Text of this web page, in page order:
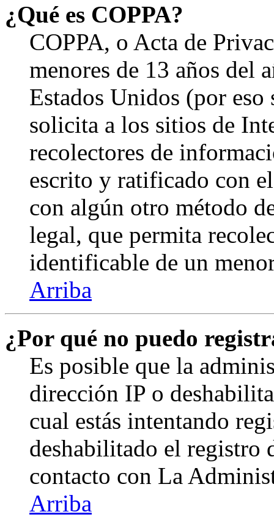
¿Qué es COPPA?
COPPA, o Acta de
menores de 13 años del
Estados Unidos (por eso
solicita a los sitios de
recolectores de
escrito y ratificado con
con algún otro método
legal, que permita
identificable de un
Arriba
¿Por qué no puedo
Es posible que la
dirección IP o
cual estás intentando
deshabilitado el registro
contacto con La
Arriba